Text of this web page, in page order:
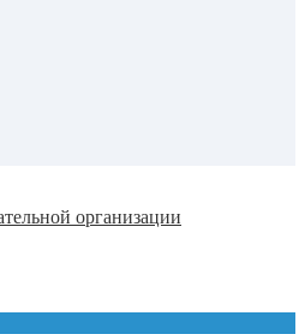
организации